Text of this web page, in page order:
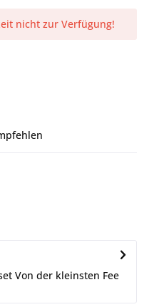
nicht zur Verfügung!
Von der kleinsten Fee